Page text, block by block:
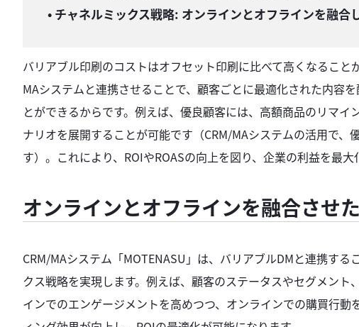
• チャネルミックス戦略: オンラインとオフラインを融合
バリアブル印刷のコストはオフセット印刷に比べて高くなるこ
MAシステムと連携させることで、顧客ごとに最適化された内容
とができるからです。例えば、優良顧客には、高額商品のリマ
ナリオを展開することが可能です（CRM/MAシステムの活用で
す）。これにより、ROIやROASの向上を図り、企業の利益を最大
オンラインとオフラインを融合させ
CRM/MAシステム「MOTENASU」は、バリアブルDMと連携す
クス戦略を実現します。例えば、顧客のステータスやセグメン
インでのエンゲージメントを高めつつ、オンラインでの購買行